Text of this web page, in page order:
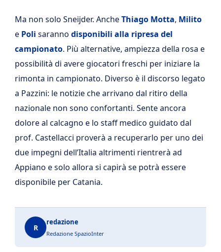
Ma non solo Sneijder. AncheThiago Motta, Milito
e Poli saranno disponibili alla ripresa del
campionato. Più alternative, ampiezza della rosa e
possibilità di avere giocatori freschi per iniziare la
rimonta in campionato. Diverso è il discorso legato
a Pazzini: le notizie che arrivano dal ritiro della
nazionale non sono confortanti. Sente ancora
dolore al calcagno e lo staff medico guidato dal
prof. Castellacci proverà a recuperarlo per uno dei
due impegni dell’Italia altrimenti rientrerà ad
Appiano e solo allora si capirà se potrà essere
disponibile per Catania.
R
redazione
Redazione SpazioInter